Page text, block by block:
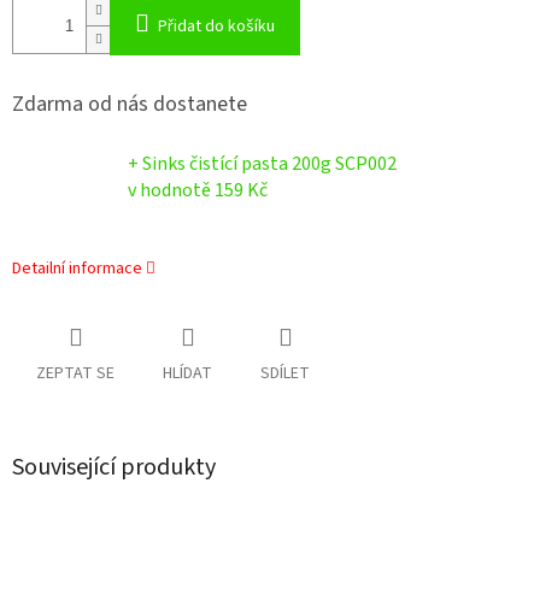
Přidat do košíku
Zdarma od nás dostanete
+ Sinks čistící pasta 200g SCP002
v hodnotě 159 Kč
Detailní informace
ZEPTAT SE HLÍDAT SDÍLET
Související produkty